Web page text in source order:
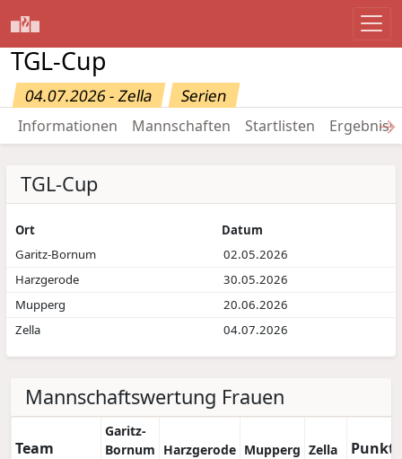
TGL-Cup
04.07.2026 - Zella Serien
Informationen Mannschaften Startlisten →
TGL-Cup
Ort
Datum
Garitz-Bornum
02.05.2026
Harzgerode
30.05.2026
Mupperg
20.06.2026
Zella
04.07.2026
Mannschaftswertung Frauen
Team
Garitz-
Bornum Harzgerode Mupperg Zella
Punkte